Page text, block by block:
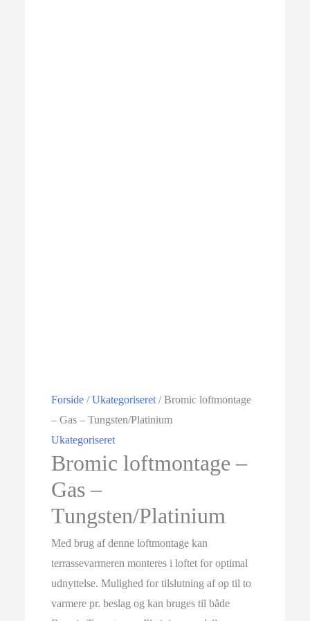
Forside /Ukategoriseret / Bromic loftmontage
– Gas – Tungsten/Platinium
Ukategoriseret
Bromic loftmontage –
Gas –
Tungsten/Platinium
Med brug af denne loftmontage kan
terrassevarmeren monteres i loftet for optimal
udnyttelse. Mulighed for tilslutning af op til to
varmere pr. beslag og kan bruges til både